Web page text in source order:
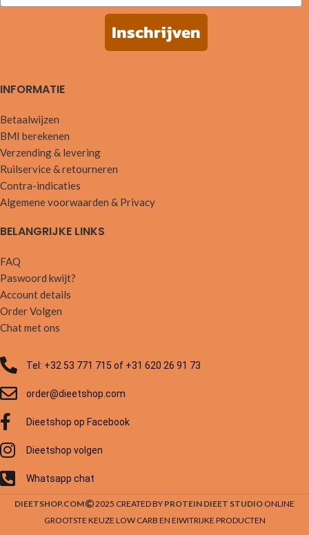
Inschrijven
INFORMATIE
Betaalwijzen
BMI berekenen
Verzending & levering
Ruilservice & retourneren
Contra-indicaties
Algemene voorwaarden & Privacy
BELANGRIJKE LINKS
FAQ
Paswoord kwijt?
Account details
Order Volgen
Chat met ons
Tel: +32 53 771 715 of +31 620 26 91 73
order@dieetshop.com
Dieetshop op Facebook
Dieetshop volgen
Whatsapp chat
DIEETSHOP.COM 2025 CREATED BY PROTEIN DIEET STUDIO ONLINE
GROOTSTE KEUZE LOW CARB EN EIWITRIJKE PRODUCTEN